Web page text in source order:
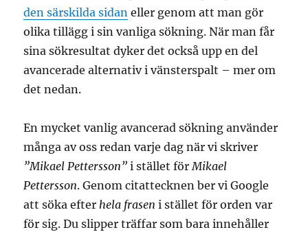
den särskilda sidan eller genom att man gör
olika tillägg i sin vanliga sökning. När man får
sina sökresultat dyker det också upp en del
avancerade alternativ i vänsterspalt – mer om
det nedan.
En mycket vanlig avancerad sökning använder
många av oss redan varje dag när vi skriver
”Mikael Pettersson” i stället förMikael
Pettersson. Genom citattecknen ber vi Google
att söka efterhela frasen i stället för orden var
för sig. Du slipper träffar som bara innehåller